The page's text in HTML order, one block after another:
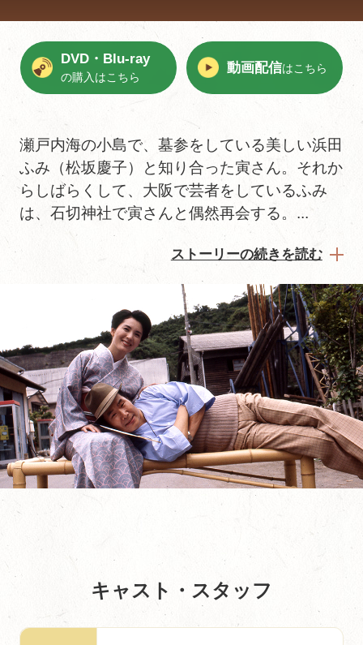
DVD・Blu-ray
の購入はこちら
動画配信はこちら
瀬戸内海の小島で、墓参をしている美しい浜田
ふみ（松坂慶子）と知り合った寅さん。それか
らしばらくして、大阪で芸者をしているふみ
は、石切神社で寅さんと偶然再会する。...
ストーリーの続きを読む
キャスト・スタッフ